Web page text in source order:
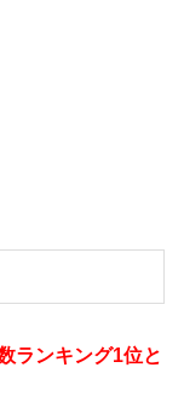
ランキング1位と